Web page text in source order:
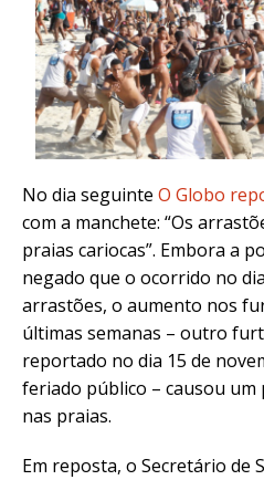
No dia seguinte O Globo
com a manchete: “Os
praias cariocas”. Embora a
negado que o ocorrido no
arrastões, o aumento nos
últimas semanas – outro
reportado no dia 15 de
feriado público – causou
nas praias.
Em reposta, o Secretário de